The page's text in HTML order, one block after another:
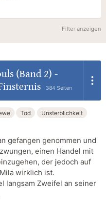
Filter anzeigen
(Band 2) -
384 Seiten
Tod
Unsterblichkeit
gefangen genommen und
einen Handel mit
der jedoch auf
wirklich ist.
langsam Zweifel an seiner